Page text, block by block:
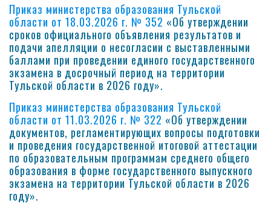
Приказ министерства образования Тульской
области от 18.03.2026 г. № 352 «Об утверждении
сроков официального объявления результатов и
подачи апелляции о несогласии с выставленными
баллами при проведении единого государственного
экзамена в досрочный период на территории
Тульской области в 2026 году».
Приказ министерства образования Тульской
области от 11.03.2026 г. № 322 «Об утверждении
документов, регламентирующих вопросы подготовки
и проведения государственной итоговой аттестации
по образовательным программам среднего общего
образования в форме государственного выпускного
экзамена на территории Тульской области в 2026
году».